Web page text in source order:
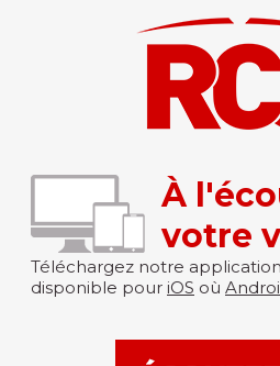
À
votre
Téléchargez notre application
disponible pour iOS où